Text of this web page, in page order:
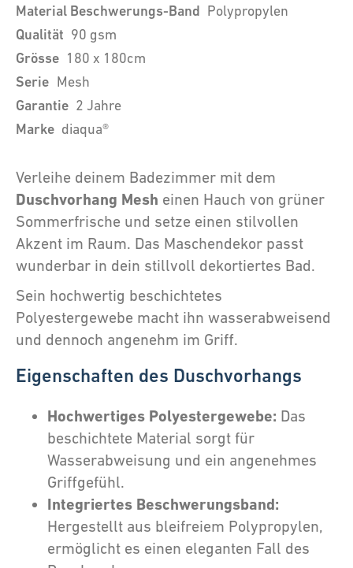
Material Beschwerungs-Band Polypropylen
Qualität 90 gsm
Grösse 180 x 180cm
Serie Mesh
Garantie 2 Jahre
Marke diaqua®
Verleihe deinem Badezimmer mit dem
Duschvorhang Mesh einen Hauch von grüner
Sommerfrische und setze einen stilvollen
Akzent im Raum. Das Maschendekor passt
wunderbar in dein stillvoll dekortiertes Bad.
Sein hochwertig beschichtetes
Polyestergewebe macht ihn wasserabweisend
und dennoch angenehm im Griff.
Eigenschaften des Duschvorhangs
Hochwertiges Polyestergewebe: Das
beschichtete Material sorgt für
Wasserabweisung und ein angenehmes
Griffgefühl.
Integriertes Beschwerungsband:
Hergestellt aus bleifreiem Polypropylen,
ermöglicht es einen eleganten Fall des